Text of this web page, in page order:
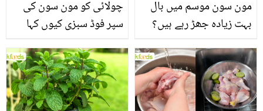
چولائی کو مون سون کی
سپر فوڈ سبزی کیوں کہا
منرلز اور اینٹی آکسیڈنٹس
سے بھرپور اس سبزی کے
فائدے
مون سون موسم میں بال
بہت زیادہ جھڑ رہے ہیں؟
بنانے کے چند قدرتی طریقے